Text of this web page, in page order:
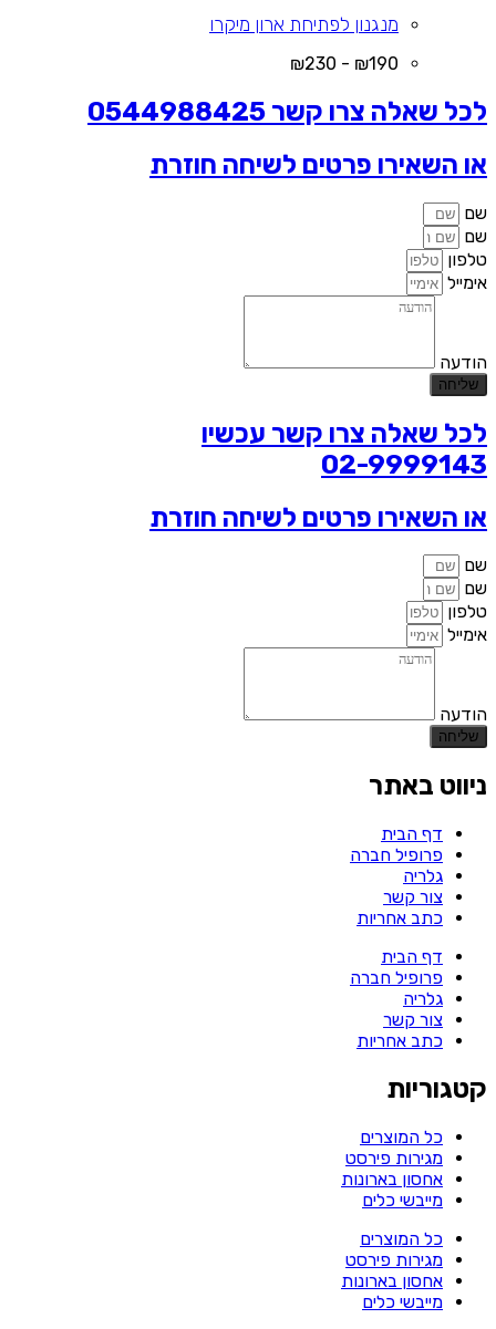
מנגנון לפתיחת ארון מיקרו
₪190 - ₪230
לכל שאלה צרו קשר 0544988425
או השאירו פרטים לשיחה חוזרת
שם
שם
טלפון
אימייל
הודעה
שליחה
לכל שאלה צרו קשר עכשיו
02-9999143
או השאירו פרטים לשיחה חוזרת
שם
שם
טלפון
אימייל
הודעה
שליחה
ניווט באתר
דף הבית
פרופיל חברה
גלריה
צור קשר
כתב אחריות
דף הבית
פרופיל חברה
גלריה
צור קשר
כתב אחריות
קטגוריות
כל המוצרים
מגירות פירסט
אחסון בארונות
מייבשי כלים
כל המוצרים
מגירות פירסט
אחסון בארונות
מייבשי כלים